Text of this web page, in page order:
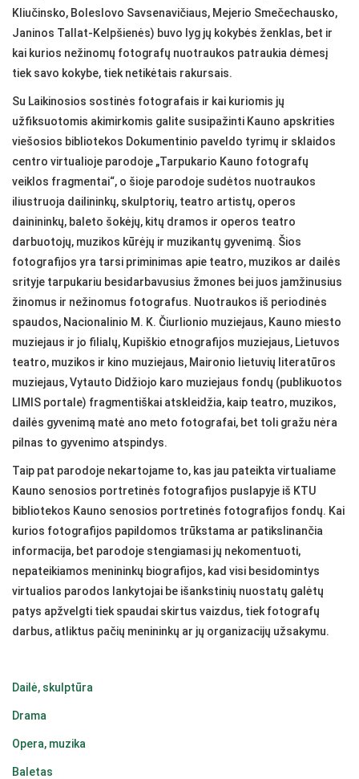
Kliučinsko, Boleslovo Savsenavičiaus, Mejerio Smečechausko,
Janinos Tallat-Kelpšienės) buvo lyg jų kokybės ženklas, bet ir
kai kurios nežinomų fotografų nuotraukos patraukia dėmesį
tiek savo kokybe, tiek netikėtais rakursais.
Su Laikinosios sostinės fotografais ir kai kuriomis jų
užfiksuotomis akimirkomis galite susipažinti Kauno apskrities
viešosios bibliotekos Dokumentinio paveldo tyrimų ir sklaidos
centro virtualioje parodoje „Tarpukario Kauno fotografų
veiklos fragmentai“, o šioje parodoje sudėtos nuotraukos
iliustruoja dailininkų, skulptorių, teatro artistų, operos
dainininkų, baleto šokėjų, kitų dramos ir operos teatro
darbuotojų, muzikos kūrėjų ir muzikantų gyvenimą. Šios
fotografijos yra tarsi priminimas apie teatro, muzikos ar dailės
srityje tarpukariu besidarbavusius žmones bei juos įamžinusius
žinomus ir nežinomus fotografus. Nuotraukos iš periodinės
spaudos, Nacionalinio M. K. Čiurlionio muziejaus, Kauno miesto
muziejaus ir jo filialų, Kupiškio etnografijos muziejaus, Lietuvos
teatro, muzikos ir kino muziejaus, Maironio lietuvių literatūros
muziejaus, Vytauto Didžiojo karo muziejaus fondų (publikuotos
LIMIS portale) fragmentiškai atskleidžia, kaip teatro, muzikos,
dailės gyvenimą matė ano meto fotografai, bet toli gražu nėra
pilnas to gyvenimo atspindys.
Taip pat parodoje nekartojame to, kas jau pateikta virtualiame
Kauno senosios portretinės fotografijos puslapyje iš KTU
bibliotekos Kauno senosios portretinės fotografijos fondų. Kai
kurios fotografijos papildomos trūkstama ar patikslinančia
informacija, bet parodoje stengiamasi jų nekomentuoti,
nepateikiamos menininkų biografijos, kad visi besidomintys
virtualios parodos lankytojai be išankstinių nuostatų galėtų
patys apžvelgti tiek spaudai skirtus vaizdus, tiek fotografų
darbus, atliktus pačių menininkų ar jų organizacijų užsakymu.
Dailė, skulptūra
Drama
Opera, muzika
Baletas